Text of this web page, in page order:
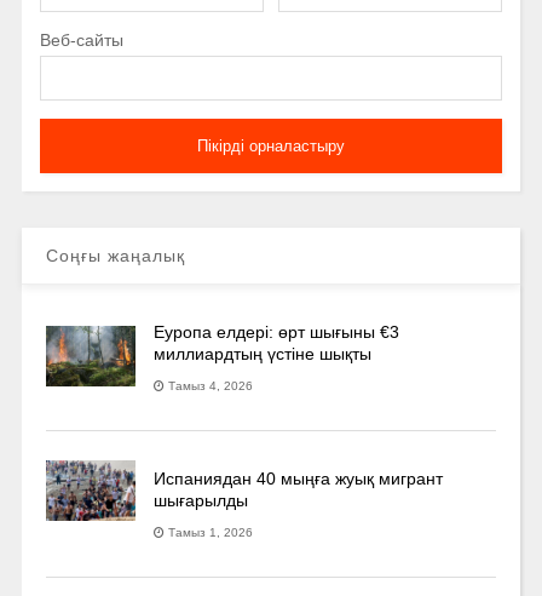
Веб-сайты
Соңғы жаңалық
Еуропа елдері: өрт шығыны €3
миллиардтың үстіне шықты
Тамыз 4, 2026
Испаниядан 40 мыңға жуық мигрант
шығарылды
Тамыз 1, 2026